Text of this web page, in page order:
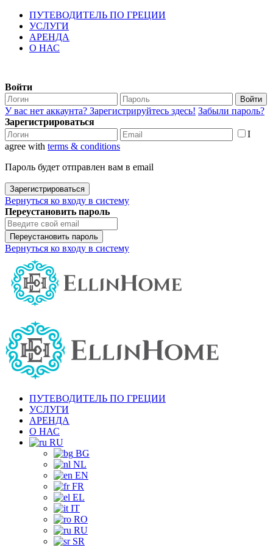
ПУТЕВОДИТЕЛЬ ПО ГРЕЦИИ
УСЛУГИ
АРЕНДА
О НАС
Войти
Войти
У вас нет аккаунта? Зарегистрируйтесь здесь! Забыли пароль?
Зарегистрироваться
I
agree with terms & conditions
Пароль будет отправлен вам в email
Зарегистрироваться
Вернуться ко входу в систему
Переустановить пароль
Переустановить пароль
Вернуться ко входу в систему
ПУТЕВОДИТЕЛЬ ПО ГРЕЦИИ
УСЛУГИ
АРЕНДА
О НАС
RU
BG
NL
EN
FR
EL
IT
RO
RU
SR